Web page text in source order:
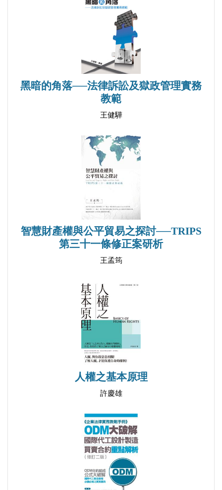
「世界法醫學」之父是中國人？鄒濬智、曾春僑現身
「台灣大搜索」，肯定南宋宋慈的專業鑑定
8/6(三)警大副教授鄒濬智暢談「筆跡鑑識及其在竹簡辨
代跋：對《洗冤集錄》法醫學的跨領域系統研究著實
黑暗的角落──法律訴訟及獄政管理實務
教範
王健驊
智慧財產權與公平貿易之探討──TRIPS
第三十一條修正案研析
王孟筠
人權之基本原理
許慶雄